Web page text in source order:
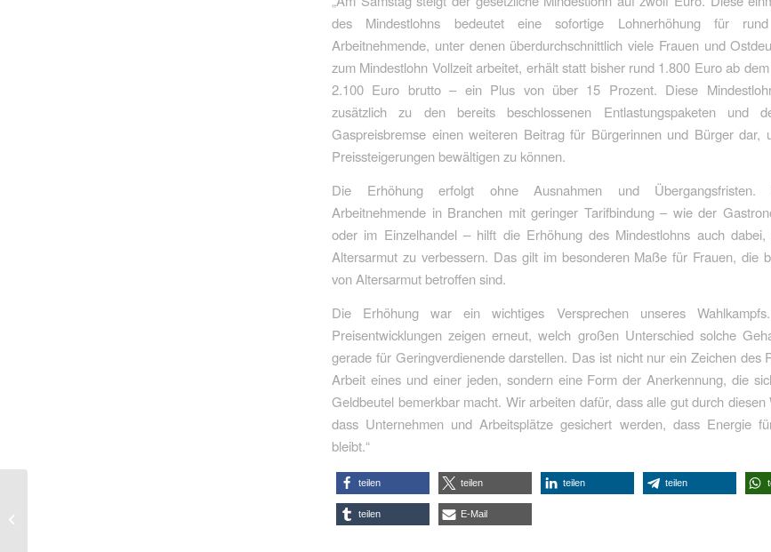
des Mindestlohns bedeutet eine sofortige Lohnerhöhung für
Arbeitnehmende, unter denen überdurchschnittlich viele Frauen und
zum Mindestlohn Vollzeit arbeitet, erhält statt bisher rund 1.800 Euro ab
2.100 Euro brutto – ein Plus von über 15 Prozent. Diese
zusätzlich zu den bereits beschlossenen Entlastungspaketen und
Gaspreisbremse einen weiteren Beitrag für Bürgerinnen und Bürger dar,
Preissteigerungen bewältigen zu können.
Die Erhöhung erfolgt ohne Ausnahmen und Übergangsfristen.
Arbeitnehmende in Branchen mit geringer Tarifbindung – wie der
oder im Einzelhandel – hilft die Erhöhung des Mindestlohns auch
Altersarmut zu verbessern. Das gilt im besonderen Maße für Frauen, die
von Altersarmut betroffen sind.
Die Erhöhung war ein wichtiges Versprechen unseres
Preisentwicklungen zeigen erneut, welch großen Unterschied solche
gerade für Geringverdienende darstellen. Das ist nicht nur ein Zeichen des
Arbeit eines und einer jeden, sondern eine Form der Anerkennung, die
Geldbeutel bemerkbar macht. Wir arbeiten dafür, dass alle gut durch diesen
dass Unternehmen und Arbeitsplätze gesichert werden, dass Energie
bleibt.“
teilen teilen teilen teilen
teilen E-Mail